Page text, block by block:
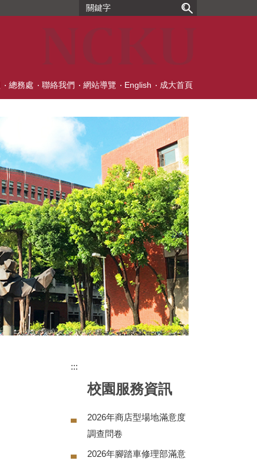
總務處 聯絡我們 網站導覽 English 成大首頁
:::
校園服務資訊
2026年商店型場地滿意度
調查問卷
2026年腳踏車修理部滿意